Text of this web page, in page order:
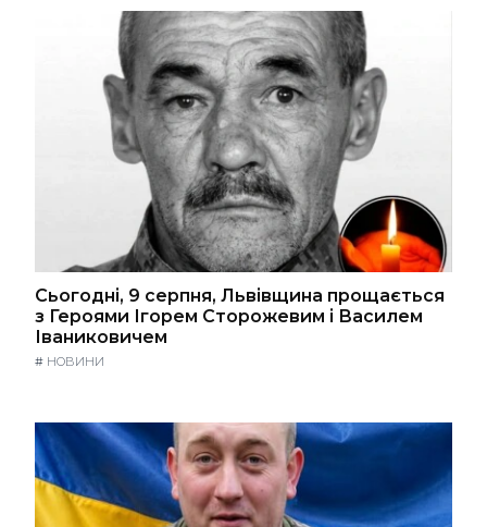
Сьогодні, 9 серпня, Львівщина прощається
з Героями Ігорем Сторожевим і Василем
Іваниковичем
# НОВИНИ